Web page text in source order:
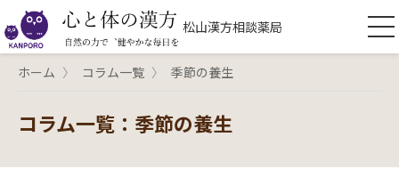
松山漢方相談薬局
ホーム コラム一覧 季節の養生
コラム一覧：季節の養生